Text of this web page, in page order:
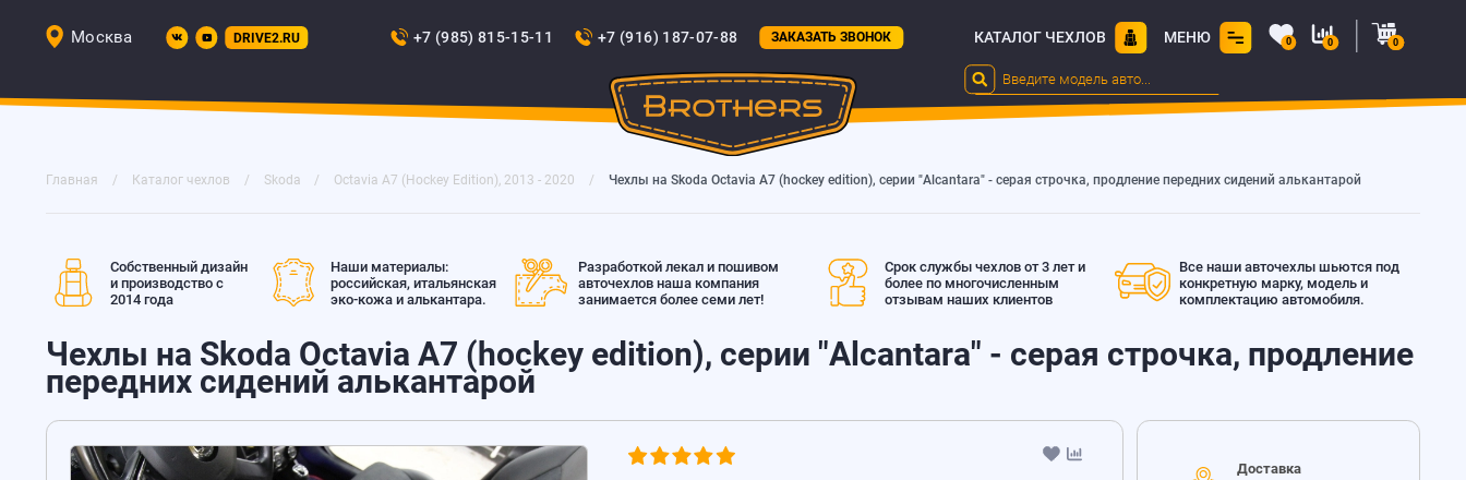
Москва DRIVE2.RU +7 (985) 815-15-11 +7 (916) 187-07-88 ЗАКАЗАТЬ ЗВОНОК КАТАЛОГ ЧЕХЛОВ МЕНЮ 0 0 0
Главная Каталог чехлов Skoda Octavia A7 (Hockey Edition), 2013 - 2020 Чехлы на Skoda Octavia A7 (hockey edition), серии "Alcantara" - серая строчка, продление передних сидений алькантарой
Собственный дизайн
и производство с
2014 года
Наши материалы:
российская, итальянская
эко-кожа и алькантара.
Разработкой лекал и пошивом
авточехлов наша компания
занимается более семи лет!
Срок службы чехлов от 3 лет и
более по многочисленным
отзывам наших клиентов
Все наши авточехлы шьются под
конкретную марку, модель и
комплектацию автомобиля.
Чехлы на Skoda Octavia A7 (hockey edition), серии "Alcantara" - серая строчка, продление
передних сидений алькантарой
Доставка